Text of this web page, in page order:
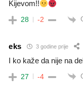
Kijevom!!
28 -2
eks 3 godine prije
I ko kaže da nije na
27 -4